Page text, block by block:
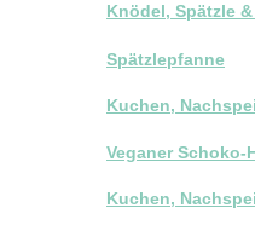
Knödel, Spätzle &
Spätzlepfanne
Kuchen,
Veganer Schoko-
Kuchen,